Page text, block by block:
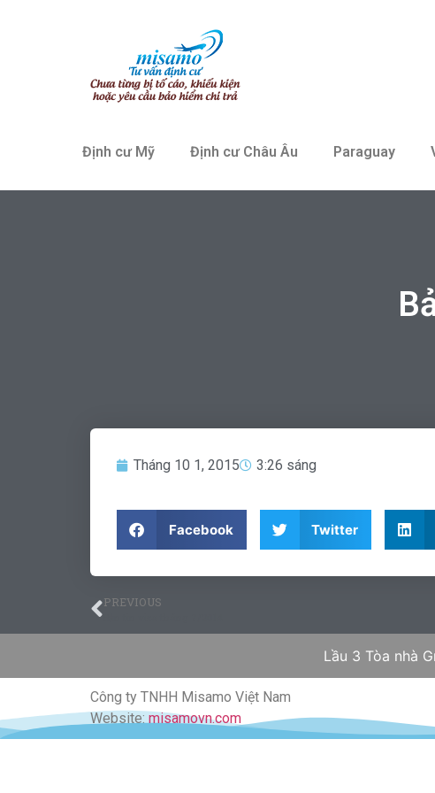
Định cư Mỹ Định cư Châu Âu Paraguay
Tháng 10 1, 2015 3:26 sáng
Facebook Twitter
PREVIOUS
Lầu 3 Tòa nhà
Công ty TNHH Misamo Việt Nam
Website:misamovn.com